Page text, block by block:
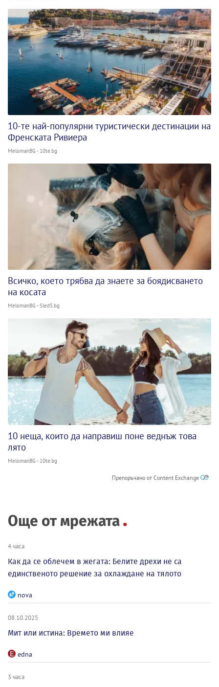
10-те най-популярни туристически дестинации на
Френската Ривиера
MelomanBG - 10te.bg
Всичко, което трябва да знаете за боядисването
на косата
MelomanBG - Sled5.bg
10 неща, които да направиш поне веднъж това
лято
MelomanBG - 10te.bg
Препоръчано от Content Exchange
Още от мрежата
4 часа
Как да се облечем в жегата: Белите дрехи не са
единственото решение за охлаждане на тялото
nova
08.10.2025
Мит или истина: Времето ми влияе
edna
3 часа